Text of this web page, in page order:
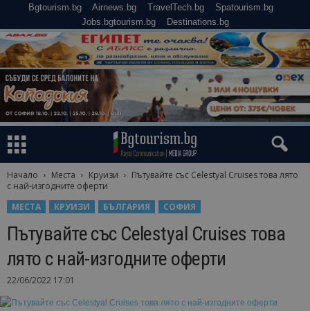
Bgtourism.bg Airnews.bg TravelTech.bg
Spatourism.bg
Jobs.bgtourism.bg
Destinations.bg
Начало Места Круизи
Пътувайте със Celestyal Cruises това лято
с най-изгодните оферти
МЕСТА
КРУИЗИ БЪЛГАРИЯ СОФИЯ
Пътувайте със Celestyal Cruises това
лято с най-изгодните оферти
22/06/2022 17:01